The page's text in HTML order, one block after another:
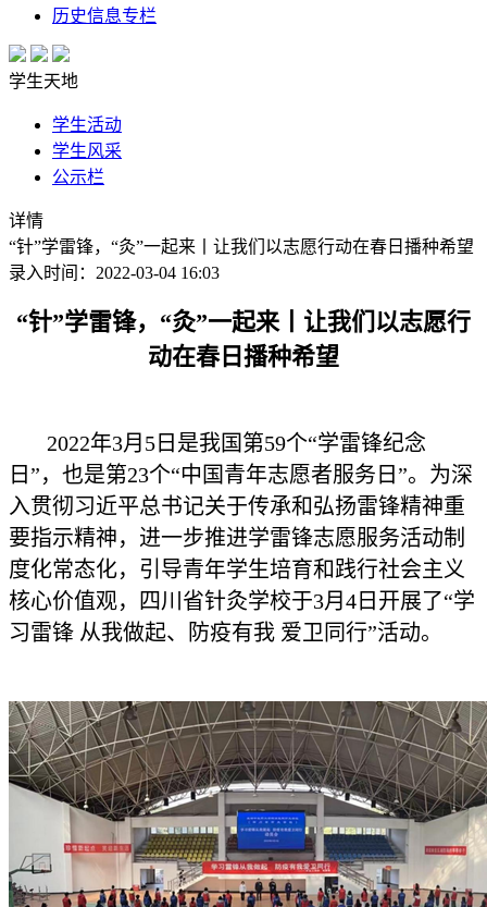
历史信息专栏
学生天地
学生活动
学生风采
公示栏
详情
“针”学雷锋，“灸”一起来丨让我们以志愿行动在春日播种希望
录入时间：2022-03-04 16:03
“针”学雷锋，“灸”一起来丨让我们以志愿行
动在春日播种希望
2022年3月5日是我国第59个“学雷锋纪念
日”，也是第23个“中国青年志愿者服务日”。为深
入贯彻习近平总书记关于传承和弘扬雷锋精神重
要指示精神，进一步推进学雷锋志愿服务活动制
度化常态化，引导青年学生培育和践行社会主义
核心价值观，四川省针灸学校于3月4日开展了“学
习雷锋 从我做起、防疫有我 爱卫同行”活动。